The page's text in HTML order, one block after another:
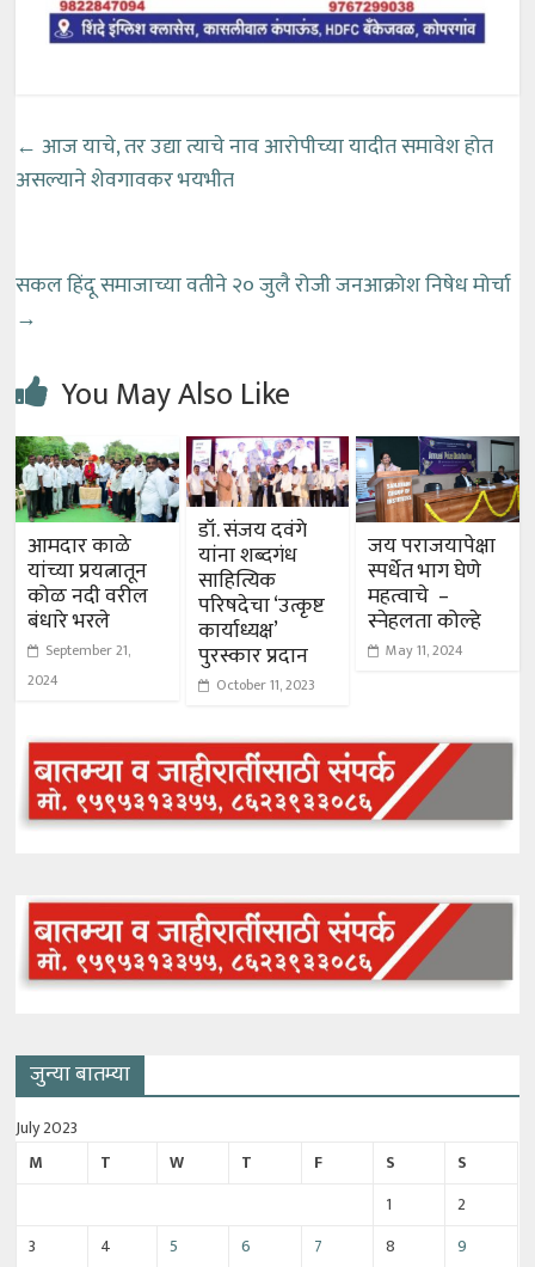
← आज याचे, तर उद्या त्याचे नाव आरोपीच्या यादीत समावेश होत
असल्याने शेवगावकर भयभीत
सकल हिंदू समाजाच्या वतीने २० जुलै रोजी जनआक्रोश निषेध मोर्चा
→
You May Also Like
आमदार काळे
यांच्या प्रयत्नातून
कोळ नदी वरील
बंधारे भरले
September 21,
2024
डॉ. संजय दवंगे
यांना शब्दगंध
साहित्यिक
परिषदेचा ‘उत्कृष्ट
कार्याध्यक्ष’
पुरस्कार प्रदान
October 11, 2023
जय पराजयापेक्षा
स्पर्धेत भाग घेणे
महत्वाचे –
स्नेहलता कोल्हे
May 11, 2024
जुन्या बातम्या
July 2023
M
T W T F S
S
1
2
3
4 5 6 7 8 9